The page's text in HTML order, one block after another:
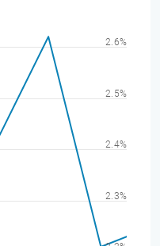
2.3%
2.4%
2.5%
2.6%